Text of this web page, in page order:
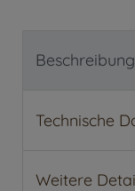
Beschreibung
Technische
Weitere